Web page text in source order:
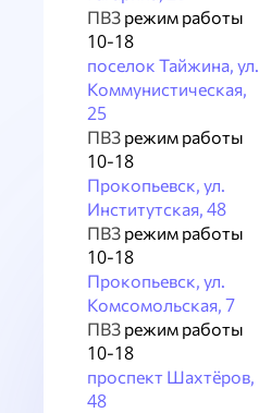
ПВЗ режим работы
10-18
поселок Тайжина, ул.
Коммунистическая,
25
ПВЗ режим работы
10-18
Прокопьевск, ул.
Институтская, 48
ПВЗ режим работы
10-18
Прокопьевск, ул.
Комсомольская, 7
ПВЗ режим работы
10-18
проспект Шахтёров,
48